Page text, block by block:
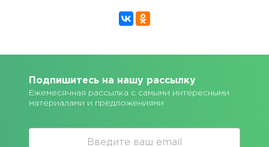
Подпишитесь на нашу рассылку
Ежемесячная рассылка с самыми интересными
материалами и предложениями